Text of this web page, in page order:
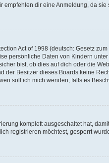
empfehlen dir eine Anmeldung, da
Act of 1998 (deutsch: Gesetz
persönliche Daten von Kindern
bist, ob dies auf dich oder die
der Besitzer dieses Boards keine
soll ich mich wenden, falls es
komplett ausgeschaltet hat,
registrieren möchtest, gesperrt